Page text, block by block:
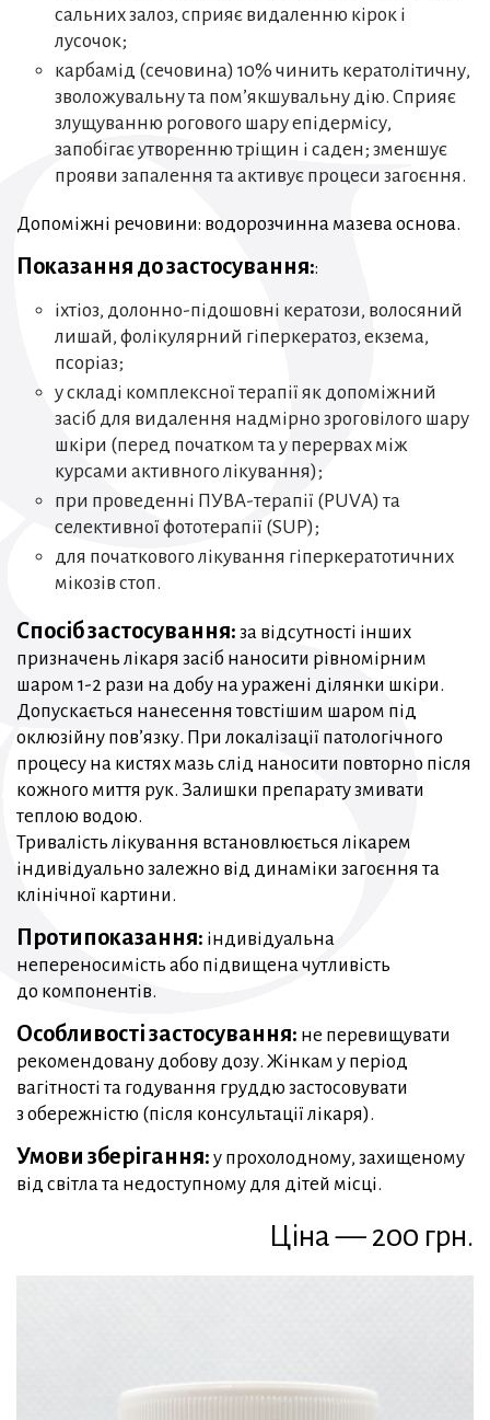
сальних залоз, сприяє видаленню кірок і
лусочок;
карбамід (сечовина) 10% чинить кератолітичну,
зволожувальну та пом’якшувальну дію. Сприяє
злущуванню рогового шару епідермісу,
запобігає утворенню тріщин і саден; зменшує
прояви запалення та активує процеси загоєння.
Допоміжні речовини: водорозчинна мазева основа.
Показання до застосування::
іхтіоз, долонно-підошовні кератози, волосяний
лишай, фолікулярний гіперкератоз, екзема,
псоріаз;
у складі комплексної терапії як допоміжний
засіб для видалення надмірно зроговілого шару
шкіри (перед початком та у перервах між
курсами активного лікування);
при проведенні ПУВА-терапії (PUVA) та
селективної фототерапії (SUP);
для початкового лікування гіперкератотичних
мікозів стоп.
Спосіб застосування: за відсутності інших
призначень лікаря засіб наносити рівномірним
шаром 1-2 рази на добу на уражені ділянки шкіри.
Допускається нанесення товстішим шаром під
оклюзійну пов’язку. При локалізації патологічного
процесу на кистях мазь слід наносити повторно після
кожного миття рук. Залишки препарату змивати
теплою водою.
Тривалість лікування встановлюється лікарем
індивідуально залежно від динаміки загоєння та
клінічної картини.
Протипоказання: індивідуальна
непереносимість або підвищена чутливість
до компонентів.
Особливості застосування: не перевищувати
рекомендовану добову дозу. Жінкам у період
вагітності та годування груддю застосовувати
з обережністю (після консультації лікаря).
Умови зберігання: у прохолодному, захищеному
від світла та недоступному для дітей місці.
Ціна — 200 грн.